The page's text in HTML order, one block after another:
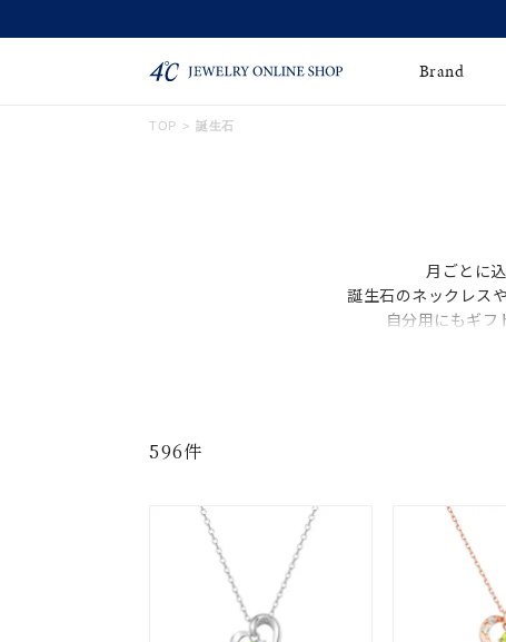
Brand
ペアネックレス
ブライダルリングはこ
よくあるご質問
TOP 誕生石
月ごとに
誕生石のネックレス
自分用にもギフ
596件